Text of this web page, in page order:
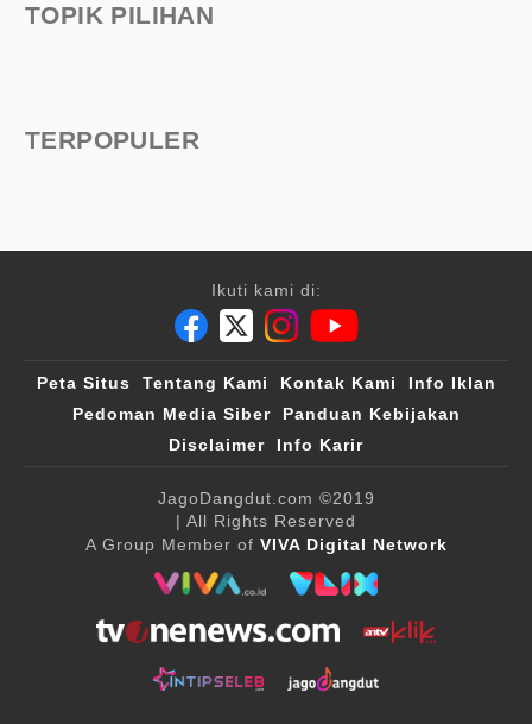
TOPIK PILIHAN
TERPOPULER
Ikuti kami di:
Peta Situs Tentang Kami Kontak Kami
Info Iklan
Pedoman Media Siber
Panduan Kebijakan
Disclaimer
Info Karir
JagoDangdut.com ©2019
| All Rights Reserved
A Group Member of VIVA Digital Network